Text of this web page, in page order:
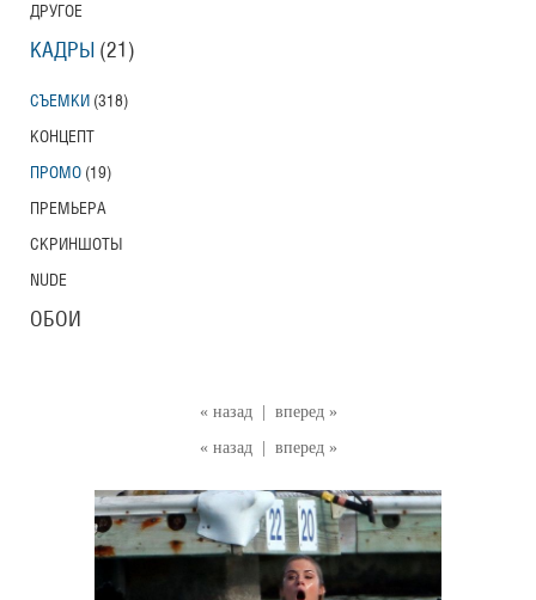
« назад
вперед »
« назад
вперед »
ДРУГОЕ
КАДРЫ (21)
СЪЕМКИ (318)
КОНЦЕПТ
ПРОМО (19)
ПРЕМЬЕРА
СКРИНШОТЫ
NUDE
ОБОИ